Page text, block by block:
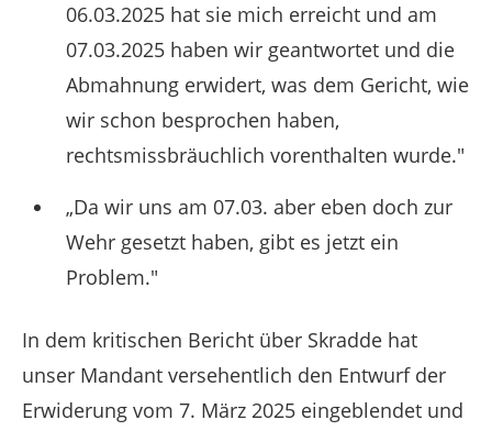
06.03.2025 hat sie mich erreicht und am
07.03.2025 haben wir geantwortet und die
Abmahnung erwidert, was dem Gericht, wie
wir schon besprochen haben,
rechtsmissbräuchlich vorenthalten wurde."
„Da wir uns am 07.03. aber eben doch zur
Wehr gesetzt haben, gibt es jetzt ein
Problem."
In dem kritischen Bericht über Skradde hat
unser Mandant versehentlich den Entwurf der
Erwiderung vom 7. März 2025 eingeblendet und